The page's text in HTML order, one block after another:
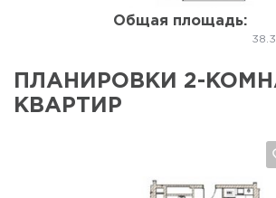
Общая площадь:
ПЛАНИРОВКИ 2-
КВАРТИР